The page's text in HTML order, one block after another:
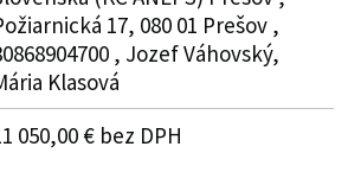
17, 080 01 Prešov ,
, Jozef Váhovský,
Klasová
050,00 € bez DPH